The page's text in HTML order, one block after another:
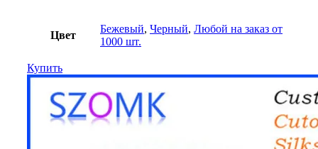
Цвет
Бежевый, Черный, Любой на заказ от
1000 шт.
Купить